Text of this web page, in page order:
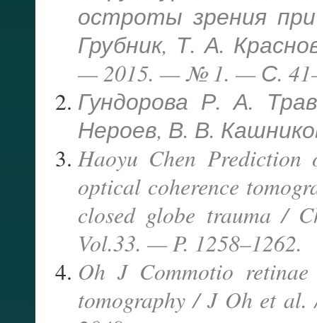
остроты зрения
Грубник, Т. А.
— 2015. — № 1. — С.
Гундорова Р. А.
Нероев, В. В.
Haoyu Chen Prediction
optical coherence
closed globe trauma /
Vol.33. — P. 1258–1262.
Oh J Commotio
tomography / J Oh et